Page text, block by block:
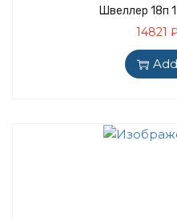
Швеллер 18п
14821